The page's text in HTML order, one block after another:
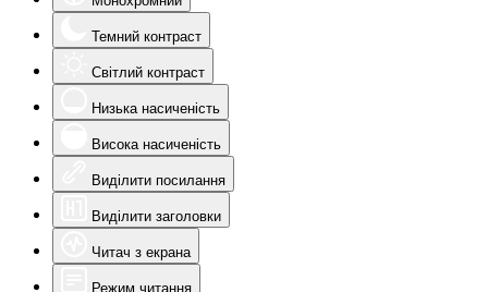
Темний контраст
Світлий контраст
Низька насиченість
Висока насиченість
Виділити посилання
Виділити заголовки
Читач з екрана
Режим читання